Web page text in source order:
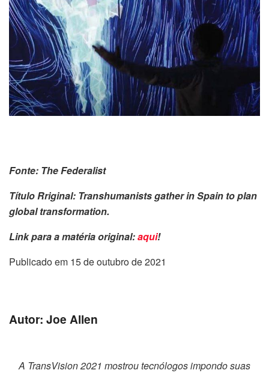
Fonte: The Federalist
Título Rriginal: Transhumanists gather in Spain to plan
global transformation.
Link para a matéria original:aqui!
Publicado em 15 de outubro de 2021
Autor: Joe Allen
A TransVision 2021 mostrou tecnólogos impondo suas